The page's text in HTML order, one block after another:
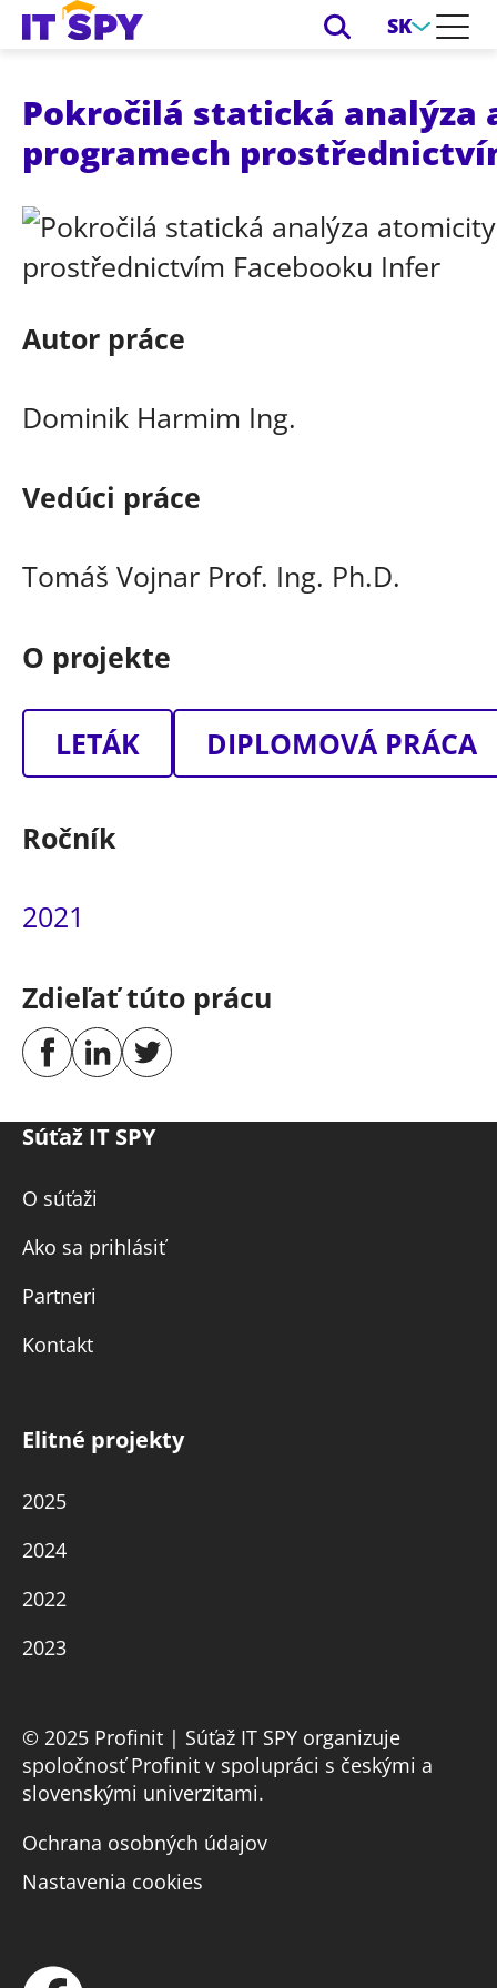
SK
Pokročilá statická analýza
programech
Autor práce
Dominik Harmim Ing.
Vedúci práce
Tomáš Vojnar Prof. Ing. Ph.D.
O projekte
LETÁK DIPLOMOVÁ PRÁCA
Ročník
2021
Zdieľať túto prácu
Súťaž IT SPY
O súťaži
Ako sa prihlásiť
Partneri
Kontakt
Elitné projekty
2025
2024
2022
2023
© 2025 Profinit | Súťaž IT SPY organizuje
spoločnosť Profinit v spolupráci s českými a
slovenskými univerzitami.
Ochrana osobných údajov
Nastavenia cookies